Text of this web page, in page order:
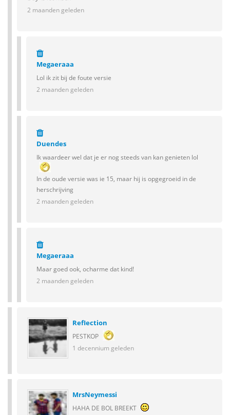
2 maanden geleden
Megaeraaa
Lol ik zit bij de foute versie
2 maanden geleden
Duendes
Ik waardeer wel dat je er nog steeds van kan genieten lol
In de oude versie was ie 15, maar hij is opgegroeid in de
herschrijving
2 maanden geleden
Megaeraaa
Maar goed ook, ocharme dat kind!
2 maanden geleden
RefIection
PESTKOP
1 decennium geleden
MrsNeymessi
HAHA DE BOL BREEKT